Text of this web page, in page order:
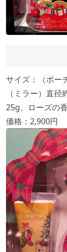
サイズ：（ポー
（ミラー）直
25g、ローズの
価格：2,900円